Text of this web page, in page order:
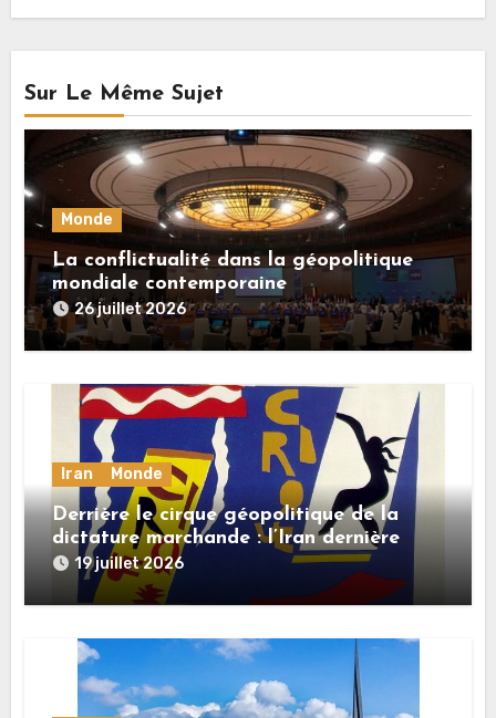
Sur Le Même Sujet
Monde
La conflictualité dans la géopolitique
mondiale contemporaine
26 juillet 2026
Iran Monde
Derrière le cirque géopolitique de la
dictature marchande : l’Iran dernière
dupe en date
19 juillet 2026